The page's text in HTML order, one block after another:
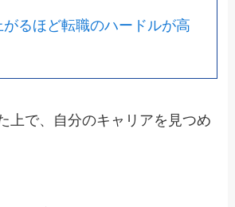
がるほど転職のハードルが高
上で、自分のキャリアを見つめ